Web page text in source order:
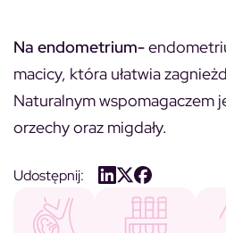
Na endometrium-
macicy, która ułatwia
Naturalnym wspomagaczem
orzechy oraz migdały.
Udostępnij: